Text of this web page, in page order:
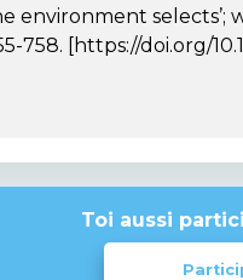
environment selects’;
[https://doi.org/
Toi aussi